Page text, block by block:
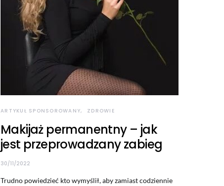
ARTYKUŁ SPONSOROWANY ZDROWIE
Makijaż permanentny – jak
jest przeprowadzany zabieg
30/11/2022
Trudno powiedzieć kto wymyślił, aby zamiast codziennie